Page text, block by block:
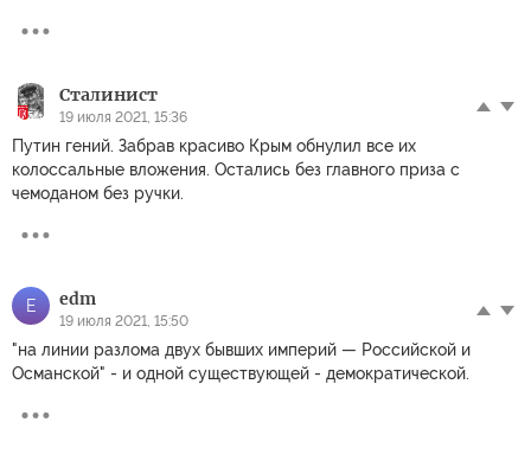
Сталинист
19 июля 2021, 15:36
Путин гений. Забрав красиво Крым обнулил все их
колоссальные вложения. Остались без главного приза с
чемоданом без ручки.
E edm
19 июля 2021, 15:50
"на линии разлома двух бывших империй — Российской и
Османской" - и одной существующей - демократической.